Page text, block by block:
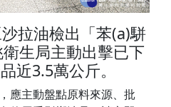
拉油檢出「苯(a)駢
生局主動出擊已下
近3.5萬公斤。
應主動盤點原料來源、批